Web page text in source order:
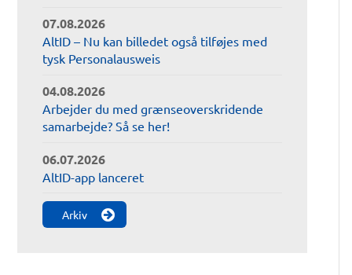
07.08.2026
AltID – Nu kan billedet også tilføjes med
tysk Personalausweis
04.08.2026
Arbejder du med grænseoverskridende
samarbejde? Så se her!
06.07.2026
AltID-app lanceret
Arkiv